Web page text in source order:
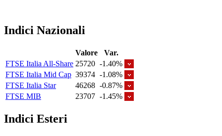
Indici Nazionali
Valore
Var.
FTSE Italia All-Share 25720 -1.40%
FTSE Italia Mid Cap 39374 -1.08%
FTSE Italia Star
46268 -0.87%
FTSE MIB
23707 -1.45%
Indici Esteri